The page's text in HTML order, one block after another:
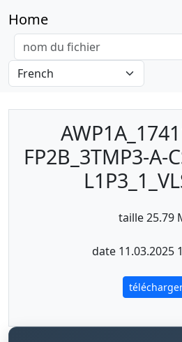
Home
FP2B_3TMP3-A-
taille 25.79
date 11.03.2025